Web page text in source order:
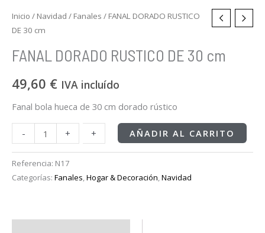
Inicio / Navidad / Fanales / FANAL DORADO RUSTICO
DE 30 cm
FANAL DORADO RUSTICO DE 30 cm
49,60 € IVA incluído
Fanal bola hueca de 30 cm dorado rústico
-- + + AÑADIR AL CARRITO
Referencia: N17
Categorías: Fanales,Hogar & Decoración,Navidad